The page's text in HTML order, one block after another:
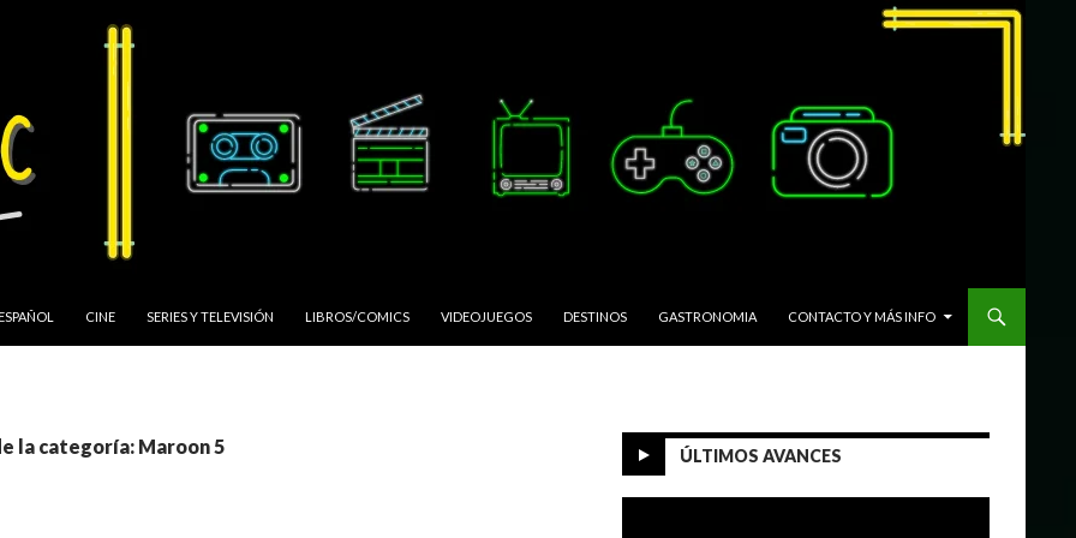
CINE SERIES Y TELEVISIÓN LIBROS/COMICS VIDEOJUEGOS DESTINOS GASTRONOMIA CONTACTO Y MÁS INFO
la categoría: Maroon 5 ÚLTIMOS AVANCES